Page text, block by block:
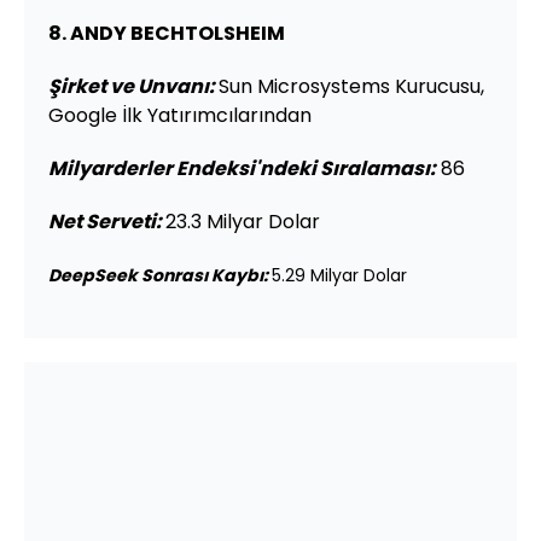
8. ANDY BECHTOLSHEIM
Şirket ve Unvanı:Sun Microsystems Kurucusu,
Google İlk Yatırımcılarından
Milyarderler Endeksi'ndeki Sıralaması:86
Net Serveti:23.3 Milyar Dolar
DeepSeek Sonrası Kaybı:5.29 Milyar Dolar